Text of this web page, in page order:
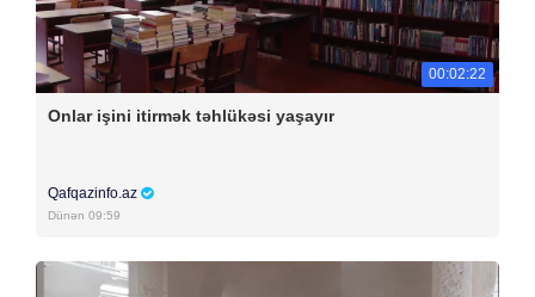
00:02:22
Onlar işini itirmək təhlükəsi yaşayır
Qafqazinfo.az
Dünən 09:59